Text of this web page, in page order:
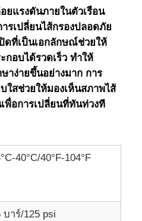
ยแรงดันภายในตัวเรือน
ารเปลี่ยนไส้กรองปลอดภัย
ดที่เป็นเอกลักษณ์ช่วยให้
อบได้รวดเร็ว ทำให้
าง่ายขึ้นอย่างมาก การ
ใสช่วยให้มองเห็นสภาพไส้
พื่อการเปลี่ยนที่ทันท่วงที
40°C/40°F-104°F
บาร์/125 psi